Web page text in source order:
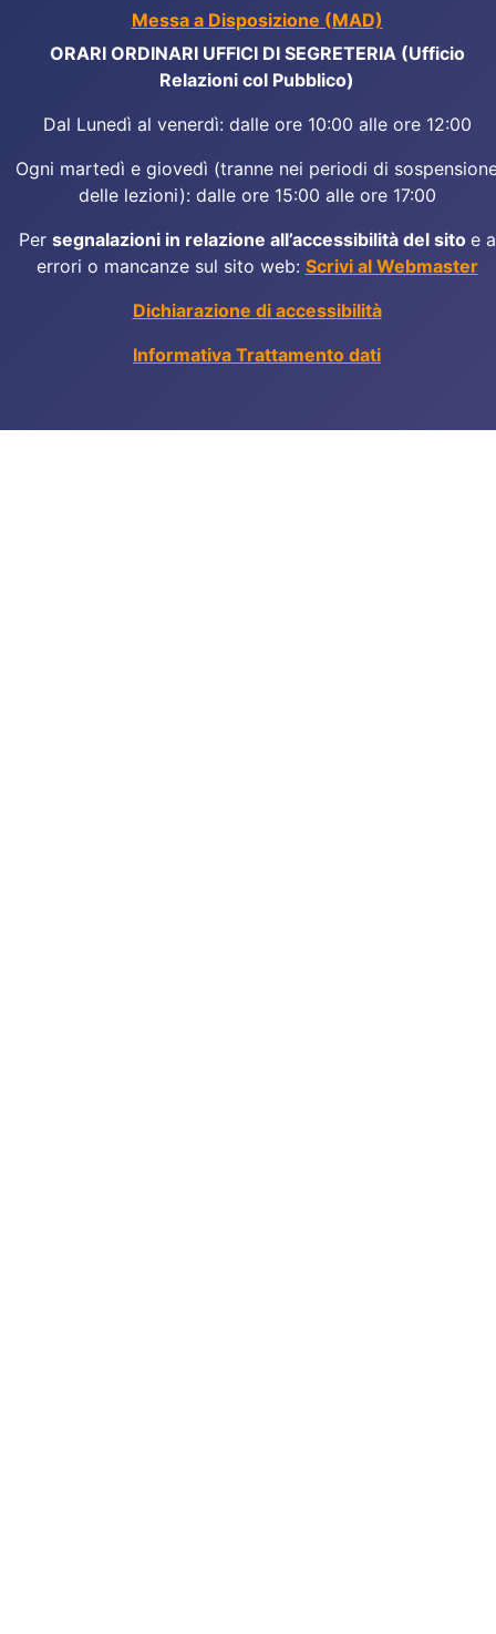
Messa a Disposizione (MAD)
ORARI ORDINARI UFFICI DI SEGRETERIA (Ufficio
Relazioni col Pubblico)
Dal Lunedì al venerdì: dalle ore 10:00 alle ore 12:00
Ogni martedì e giovedì (tranne nei periodi di
delle lezioni): dalle ore 15:00 alle ore 17:00
Per segnalazioni in relazione all’accessibilità del sito e a
errori o mancanze sul sito web: Scrivi al Webmaster
Dichiarazione di accessibilità
Informativa Trattamento dati